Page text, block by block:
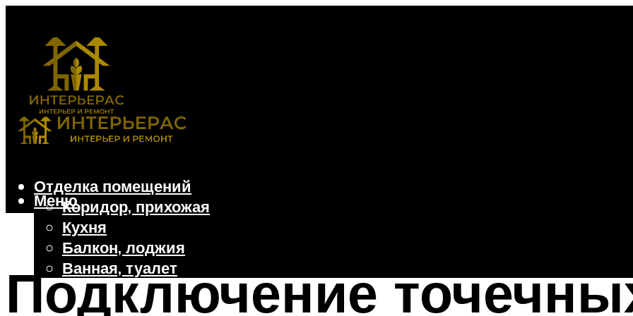
Отделка помещений
Коридор, прихожая
Кухня
Балкон, лоджия
Ванная, туалет
Дачные и частные дома
Отделочные материалы
Меню
Подключение